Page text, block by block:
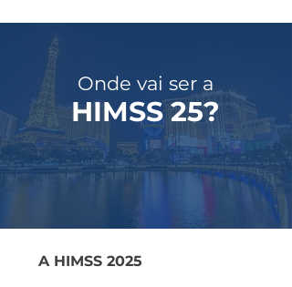
Onde vai ser a
HIMSS 25?
A HIMSS 2025